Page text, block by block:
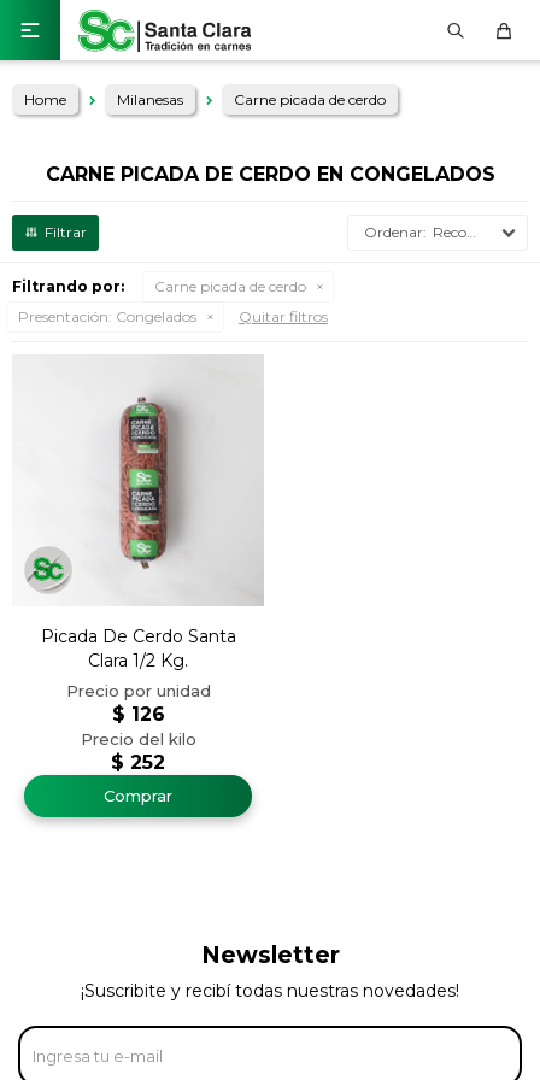

Home Milanesas Carne picada de cerdo
CARNE PICADA DE CERDO EN CONGELADOS
Recomendados
Filtrando por:
Carne picada de cerdo
Presentación: Congelados Quitar filtros
Picada De Cerdo Santa
Clara 1/2 Kg.
$ 252
$ 126
Newsletter
¡Suscribite y recibí todas nuestras novedades!